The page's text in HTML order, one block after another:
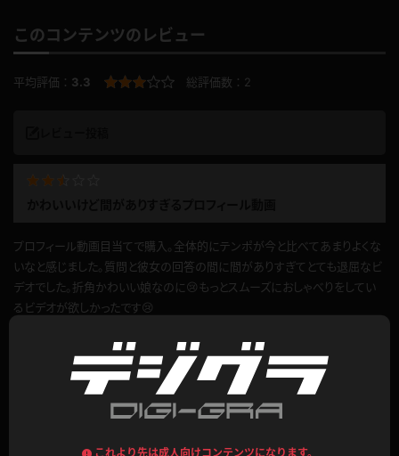
これより先は成人向けコンテンツになります。
このコンテンツのレビュー
平均評価： 3.3 総評価数： 2
プロフィール動画目当てで購入。全体的にテンポが今と比べてあまりよくな
いなと感じました。質問と彼女の回答の間に間がありすぎてとても退屈なビ
デオでした。折角かわいい娘なのに😢もっとスムーズにおしゃべりをしてい
るビデオが欲しかったです😢
ふっさ
このレビューは参考になりましたか？
0